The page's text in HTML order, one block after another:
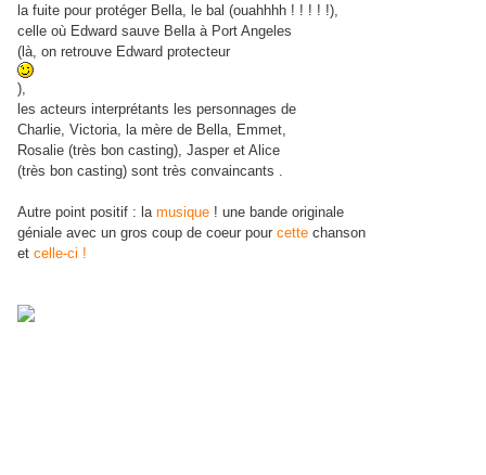
la fuite pour protéger Bella, le bal (ouahhhh ! ! ! ! !),
celle où Edward sauve Bella à Port Angeles
(là, on retrouve Edward protecteur
),
les acteurs interprétants les personnages de
Charlie, Victoria, la mère de Bella, Emmet,
Rosalie (très bon casting), Jasper et Alice
(très bon casting) sont très convaincants .
Autre point positif : la musique ! une bande originale
géniale avec un gros coup de coeur pour cette chanson
et celle-ci !